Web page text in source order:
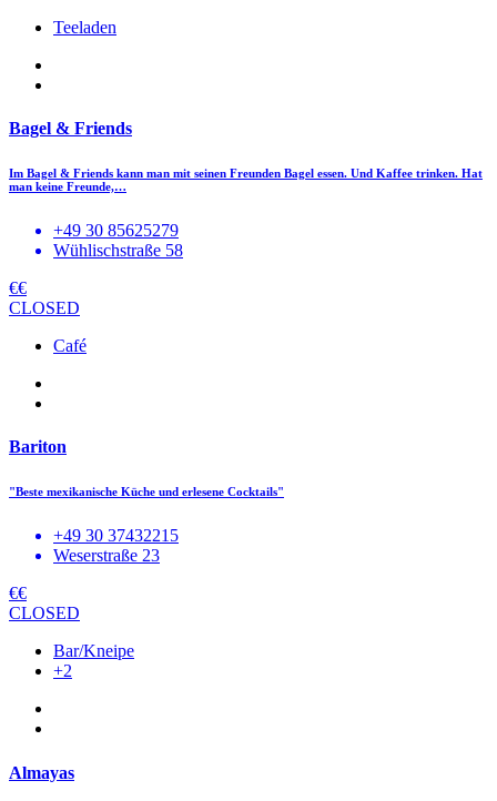
Teeladen
Bagel & Friends
Im Bagel & Friends kann man mit seinen Freunden Bagel essen. Und Kaffee trinken. Hat
man keine Freunde,…
+49 30 85625279
Wühlischstraße 58
€€
CLOSED
Café
Bariton
"Beste mexikanische Küche und erlesene Cocktails"
+49 30 37432215
Weserstraße 23
€€
CLOSED
Bar/Kneipe
+2
Almayas